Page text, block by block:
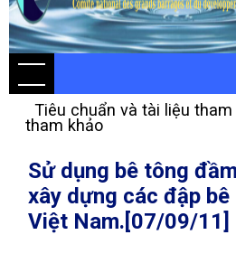
Tiêu chuẩn và tài liệu tham
tham khảo
Sử dụng bê tông
xây dựng các đập
Việt Nam.[07/09/11]